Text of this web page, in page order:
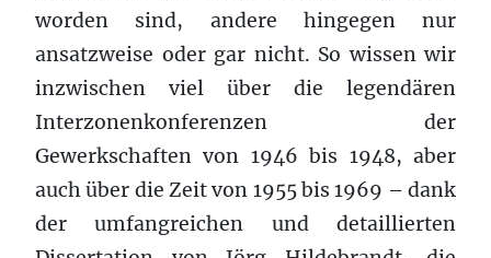
worden sind, andere hingegen nur
ansatzweise oder gar nicht. So wissen wir
inzwischen viel über die legendären
Interzonenkonferenzen der
Gewerkschaften von 1946 bis 1948, aber
auch über die Zeit von 1955 bis 1969 – dank
der umfangreichen und detaillierten